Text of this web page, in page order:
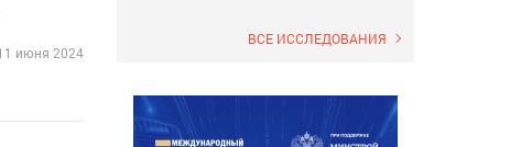
июня 2024
ВСЕ ИССЛЕДОВАНИЯ